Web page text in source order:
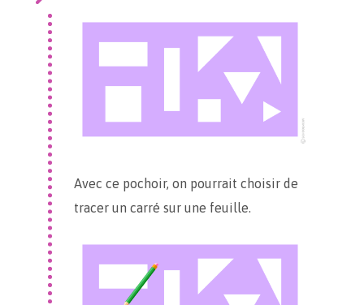
Avec ce pochoir, on pourrait choisir de
tracer un carré sur une feuille.